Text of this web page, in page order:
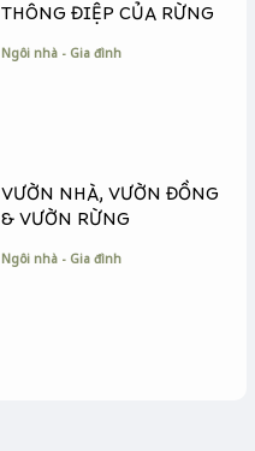
THÔNG ĐIỆP CỦA RỪNG
Ngôi nhà - Gia đình
VƯỜN NHÀ, VƯỜN ĐỒNG
& VƯỜN RỪNG
Ngôi nhà - Gia đình